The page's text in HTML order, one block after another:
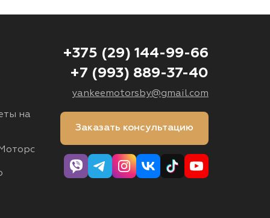
+375 (29) 144-99-66
+7 (993) 889-37-40
yankeemotorsby@gmail.com
Заказать консультацию
на